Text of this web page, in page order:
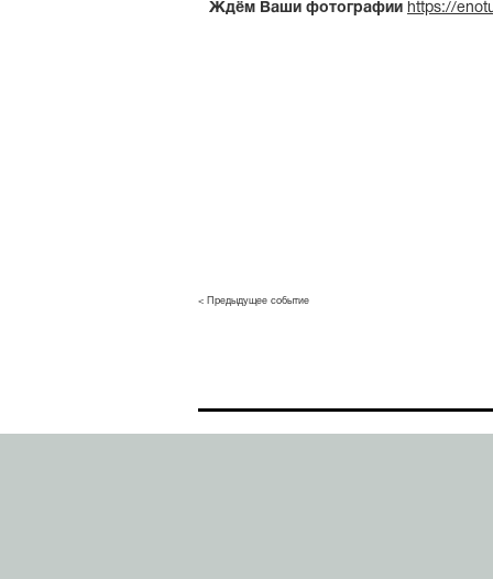
Ждём Ваши фотографии https://
< Предыдущее событие